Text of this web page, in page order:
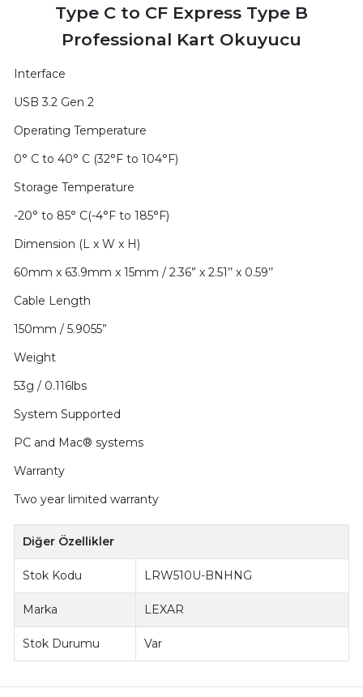
Type C to CF Express Type B
Professional Kart Okuyucu
Interface
USB 3.2 Gen 2
Operating Temperature
0° C to 40° C (32°F to 104°F)
Storage Temperature
-20° to 85° C(-4°F to 185°F)
Dimension (L x W x H)
60mm x 63.9mm x 15mm / 2.36” x 2.51’’ x 0.59’’
Cable Length
150mm / 5.9055”
Weight
53g / 0.116lbs
System Supported
PC and Mac® systems
Warranty
Two year limited warranty
Diğer Özellikler
Stok Kodu LRW510U-BNHNG
Marka LEXAR
Stok Durumu Var